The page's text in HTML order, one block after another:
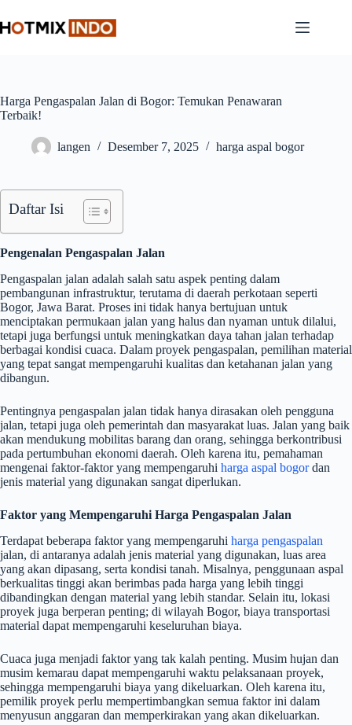
to
content
Harga Pengaspalan Jalan di Bogor: Temukan Penawaran
Terbaik!
langen Desember 7, 2025 harga aspal bogor
Daftar Isi
Pengenalan Pengaspalan Jalan
Pengaspalan jalan adalah salah satu aspek penting dalam
pembangunan infrastruktur, terutama di daerah perkotaan seperti
Bogor, Jawa Barat. Proses ini tidak hanya bertujuan untuk
menciptakan permukaan jalan yang halus dan nyaman untuk dilalui,
tetapi juga berfungsi untuk meningkatkan daya tahan jalan terhadap
berbagai kondisi cuaca. Dalam proyek pengaspalan, pemilihan material
yang tepat sangat mempengaruhi kualitas dan ketahanan jalan yang
dibangun.
Pentingnya pengaspalan jalan tidak hanya dirasakan oleh pengguna
jalan, tetapi juga oleh pemerintah dan masyarakat luas. Jalan yang baik
akan mendukung mobilitas barang dan orang, sehingga berkontribusi
pada pertumbuhan ekonomi daerah. Oleh karena itu, pemahaman
mengenai faktor-faktor yang mempengaruhi harga aspal bogordan
jenis material yang digunakan sangat diperlukan.
Faktor yang Mempengaruhi Harga Pengaspalan Jalan
Terdapat beberapa faktor yang mempengaruhi harga pengaspalan
jalan, di antaranya adalah jenis material yang digunakan, luas area
yang akan dipasang, serta kondisi tanah. Misalnya, penggunaan aspal
berkualitas tinggi akan berimbas pada harga yang lebih tinggi
dibandingkan dengan material yang lebih standar. Selain itu, lokasi
proyek juga berperan penting; di wilayah Bogor, biaya transportasi
material dapat mempengaruhi keseluruhan biaya.
Cuaca juga menjadi faktor yang tak kalah penting. Musim hujan dan
musim kemarau dapat mempengaruhi waktu pelaksanaan proyek,
sehingga mempengaruhi biaya yang dikeluarkan. Oleh karena itu,
pemilik proyek perlu mempertimbangkan semua faktor ini dalam
menyusun anggaran dan memperkirakan yang akan dikeluarkan.